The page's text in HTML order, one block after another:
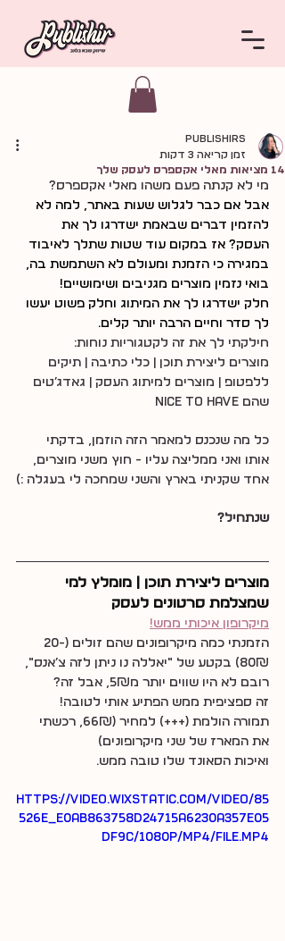
14 מציאות מאלי אקספרס לעסק שלך
publishirs
זמן קריאה 3 דקות
מי לא קנתה פעם משהו מאלי אקספרס?
אבל אם כבר לגלוש שעות באתר, למה לא
להזמין דברים שבאמת ישדרגו לך את
העסק? אז במקום עוד שטות שתלך לאיבוד
במגירה כי הזמנת ומעולם לא השתמשת בה,
בואי נזמין מוצרים מגניבים ושימושיים!
חלק ישדרגו לך את המיתוג וחלק פשוט יעשו
לך סדר וחיים הרבה יותר קלים.
חילקתי לך את זה לקטגוריות נוחות:
מוצרים ליצירת תוכן | כלי כתיבה | תיקים
ללפטופ | מוצרים למיתוג העסק | גאדג׳טים
שהם Nice to have
כל מה שנכנס למאמר הזה הוזמן, בדקתי
אותו ואני ממליצה עליו - חוץ משני מוצרים,
אחד שקניתי בארץ והשני שמחכה לי בעגלה :)
שנתחיל?
מוצרים ליצירת תוכן | מומלץ למי
שמצלמת סרטונים לעסק
מיקרופון איכותי ממש!
הזמנתי כמה מיקרופונים שהם זולים (20-
80₪) בקטע של ״יאללה נו ניתן לזה צ׳אנס״,
רובם לא היו שווים יותר מ5₪, אבל זה?
זה ספציפית ממש הפתיע אותי לטובה!
תמורה הולמת (+++) למחיר (66₪, רכשתי
את המארז של שני מיקרופונים)
ואיכות הסאונד שלו טובה ממש.
https://video.wixstatic.com/video/85
526e_e0ab863758d24715a6230a357e05
df9c/1080p/mp4/file.mp4